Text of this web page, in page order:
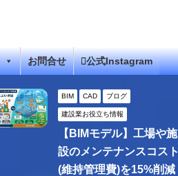
お問合せ 公式Instagram
BIM CAD ブログ
建設業お役立ち情報
【BIMモデル】工場や施
設のメンテナンスコスト
(維持管理費)を15%削減